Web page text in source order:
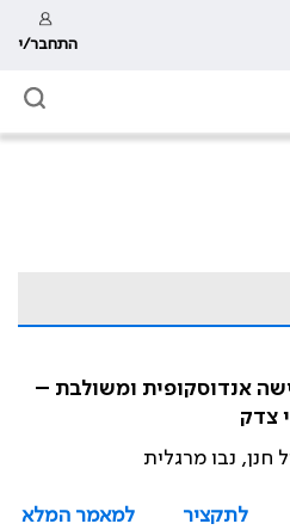
התחבר/י
אנדוסקופית ומשולבת –
צדק
חנן, נבו מרגלית
לתקציר
למאמר המלא